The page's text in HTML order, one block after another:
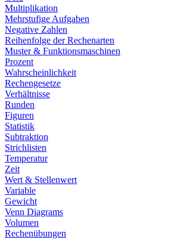
Multiplikation
Mehrstufige Aufgaben
Negative Zahlen
Reihenfolge der Rechenarten
Muster & Funktionsmaschinen
Prozent
Wahrscheinlichkeit
Rechengesetze
Verhältnisse
Runden
Figuren
Statistik
Subtraktion
Strichlisten
Temperatur
Zeit
Wert & Stellenwert
Variable
Gewicht
Venn Diagrams
Volumen
Rechenübungen